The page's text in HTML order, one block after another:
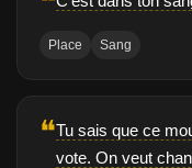
Place Sang
❝Tu sais que ce
vote. On veut